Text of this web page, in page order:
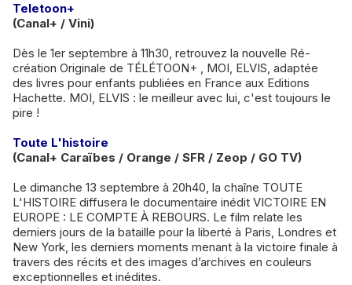
Teletoon+
(Canal+ / Vini)
Dès le 1er septembre à 11h30, retrouvez la nouvelle Ré-
création Originale de TÉLÉTOON+ , MOI, ELVIS, adaptée
des livres pour enfants publiées en France aux Editions
Hachette. MOI, ELVIS : le meilleur avec lui, c'est toujours le
pire !
Toute L'histoire
(Canal+ Caraïbes / Orange / SFR / Zeop / GO TV)
Le dimanche 13 septembre à 20h40, la chaîne TOUTE
L'HISTOIRE diffusera le documentaire inédit VICTOIRE EN
EUROPE : LE COMPTE À REBOURS. Le film relate les
derniers jours de la bataille pour la liberté à Paris, Londres et
New York, les derniers moments menant à la victoire finale à
travers des récits et des images d’archives en couleurs
exceptionnelles et inédites.